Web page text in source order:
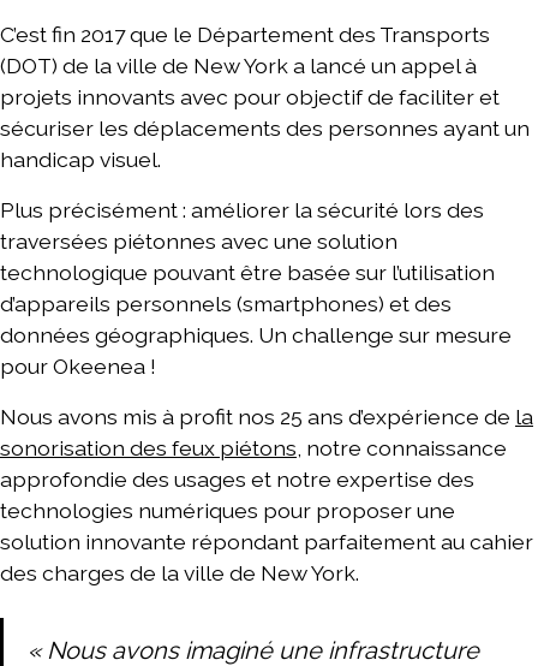
C’est fin 2017 que le Département des Transports
(DOT) de la ville de New York a lancé un appel à
projets innovants avec pour objectif de faciliter et
sécuriser les déplacements des personnes ayant un
handicap visuel.
Plus précisément : améliorer la sécurité lors des
traversées piétonnes avec une solution
technologique pouvant être basée sur l’utilisation
d’appareils personnels (smartphones) et des
données géographiques. Un challenge sur mesure
pour Okeenea !
Nous avons mis à profit nos 25 ans d’expérience de la
sonorisation des feux piétons , notre connaissance
approfondie des usages et notre expertise des
technologies numériques pour proposer une
solution innovante répondant parfaitement au cahier
des charges de la ville de New York.
« Nous avons imaginé une infrastructure